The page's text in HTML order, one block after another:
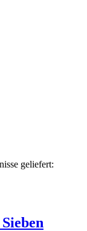
geliefert: